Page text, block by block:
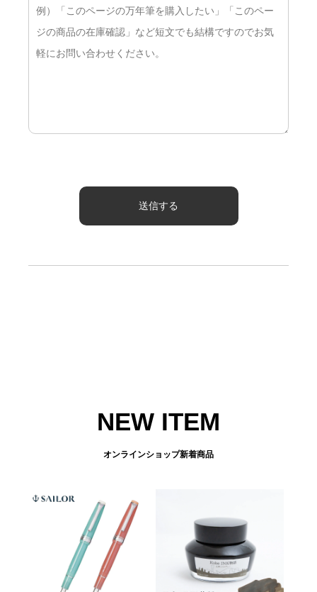
NEW ITEM
オンラインショップ新着商品